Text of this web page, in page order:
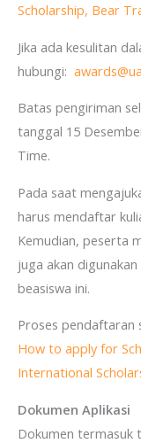
Scholarship, Bear
Jika ada kesulitan
hubungi:
Batas pengiriman
tanggal 15
Time.
Pada saat
harus mendaftar
Kemudian, peserta
juga akan
beasiswa ini.
Proses pendaftaran
How to apply for
International
Dokumen Aplikasi
Dokumen termasuk